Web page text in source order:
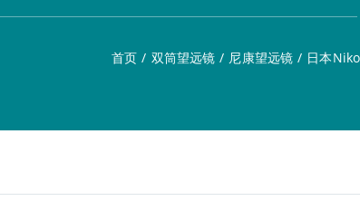
首页 / 双筒望远镜 / 尼康望远镜 / 日本